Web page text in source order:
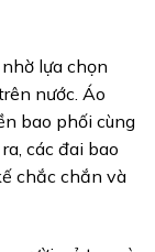
lựa chọn
nước. Áo
bao phối cùng
các đai bao
chắc chắn và